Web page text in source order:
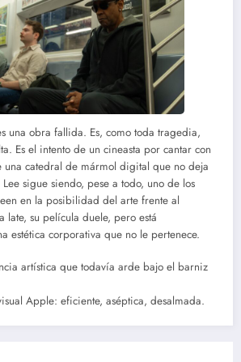
una obra fallida. Es, como toda tragedia,
Es el intento de un cineasta por cantar con
catedral de mármol digital que no deja
sigue siendo, pese a todo, uno de los
en la posibilidad del arte frente al
late, su película duele, pero está
estética corporativa que no le pertenece.
artística que todavía arde bajo el barniz
Apple: eficiente, aséptica, desalmada.